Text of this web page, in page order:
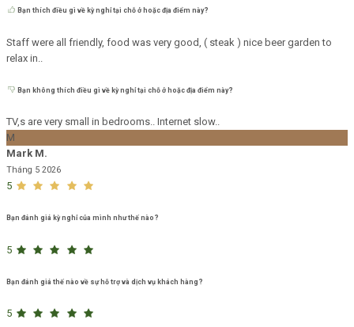
Bạn thích điều gì về kỳ nghỉ tại chỗ ở hoặc địa điểm này?
Staff were all friendly, food was very good, ( steak ) nice beer garden to
relax in..
Bạn không thích điều gì về kỳ nghỉ tại chỗ ở hoặc địa điểm này?
TV,s are very small in bedrooms.. Internet slow..
M
Mark M.
Tháng 5 2026
5
Bạn đánh giá kỳ nghỉ của mình như thế nào?
5
Bạn đánh giá thế nào về sự hỗ trợ và dịch vụ khách hàng?
5